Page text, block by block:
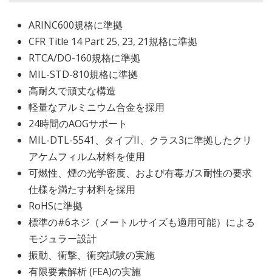
ARINC600規格に準拠
CFR Title 14 Part 25, 23, 21規格に準拠
RTCA/DO-160規格に準拠
MIL-STD-810規格に準拠
高耐久で頑丈な構造
軽量なアルミニウム合金を採用
24時間のAOGサポート
MIL-DTL-5541、タイプII、クラス3に準拠したクリ
アケムフィルム材料を使用
可燃性、煙の光学密度、および有毒ガス耐性の要求
仕様を満たす材料を採用
RoHSに準拠
標準の#6ネジ（メートルサイズも適用可能）による
モジュラー設計
振動、衝撃、衝突試験の実施
有限要素解析 (FEA)の実施